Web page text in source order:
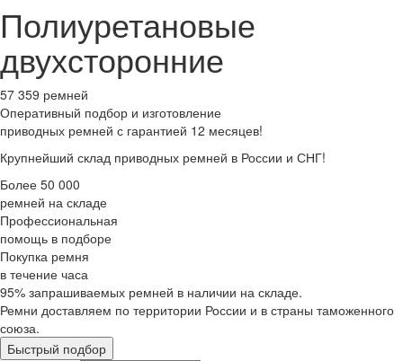
Полиуретановые
двухсторонние
57 359 ремней
Оперативный подбор и изготовление
приводных ремней с гарантией 12 месяцев!
Крупнейший склад приводных ремней в России и СНГ!
Более 50 000
ремней на складе
Профессиональная
помощь в подборе
Покупка ремня
в течение часа
95% запрашиваемых ремней в наличии на складе.
Ремни доставляем по территории России и в страны таможенного
союза.
Быстрый подбор